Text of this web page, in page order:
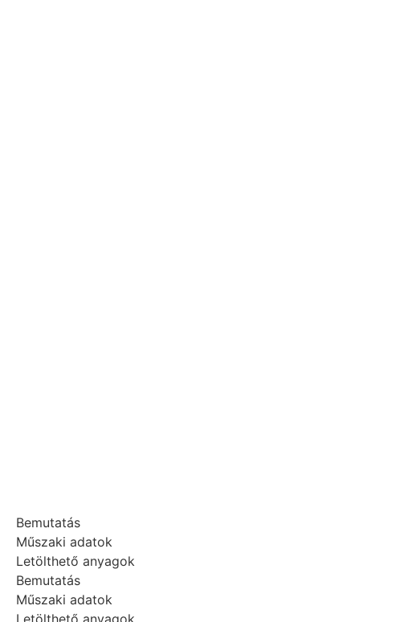
Bemutatás
Műszaki adatok
Letölthető anyagok
Bemutatás
Műszaki adatok